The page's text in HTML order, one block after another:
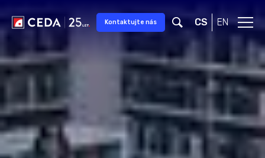
Kontaktujte nás CS EN